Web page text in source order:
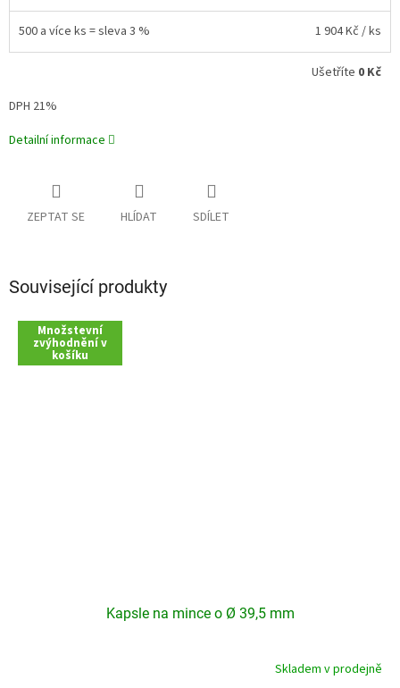
500 a více ks = sleva 3 % 1 904 Kč / ks
Ušetříte 0 Kč
DPH 21%
Detailní informace
ZEPTAT SE HLÍDAT SDÍLET
Související produkty
Množstevní
zvýhodnění v
košíku
Kapsle na mince o Ø 39,5 mm
Skladem v prodejně